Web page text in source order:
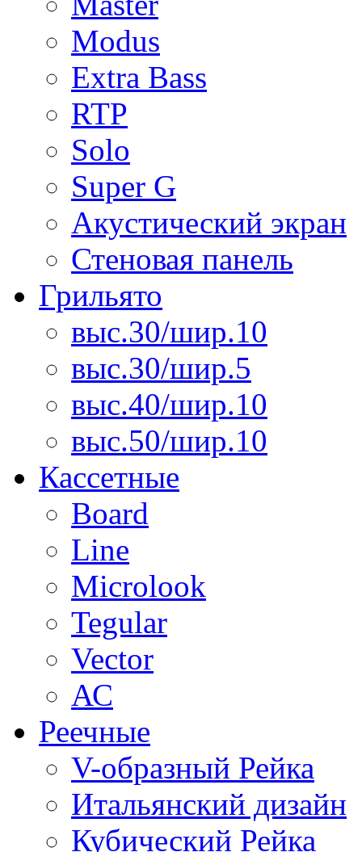
Modus
Extra Bass
RTP
Solo
Super G
Акустический экран
Стеновая панель
Грильято
выс.30/шир.10
выс.30/шир.5
выс.40/шир.10
выс.50/шир.10
Кассетные
Board
Line
Microlook
Tegular
Vector
АС
Реечные
V-образный Рейка
Итальянский дизайн
Кубический Рейка